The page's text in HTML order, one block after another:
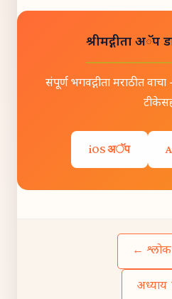
श्रीमद्गीता अॅप
संपूर्ण भगवद्गीता मराठीत
iOS अॅप
←
अध्याय